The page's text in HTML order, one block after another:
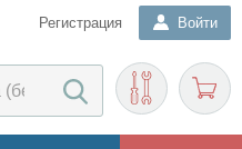
Регистрация Войти